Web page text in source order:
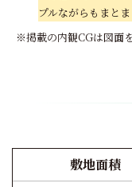
プルながらもまと
※掲載の内観CGは図面
敷地面積